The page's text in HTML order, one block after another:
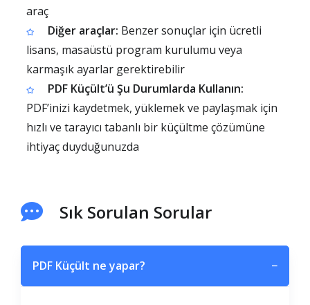
araç
Diğer araçlar: Benzer sonuçlar için ücretli
lisans, masaüstü program kurulumu veya
karmaşık ayarlar gerektirebilir
PDF Küçült’ü Şu Durumlarda Kullanın:
PDF’inizi kaydetmek, yüklemek ve paylaşmak için
hızlı ve tarayıcı tabanlı bir küçültme çözümüne
ihtiyaç duyduğunuzda
Sık Sorulan Sorular
PDF Küçült ne yapar? −